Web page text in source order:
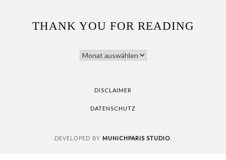
THANK YOU FOR READING
YOU
DISCLAIMER
DATENSCHUTZ
DEVELOPED BY MUNICHPARIS STUDIO.